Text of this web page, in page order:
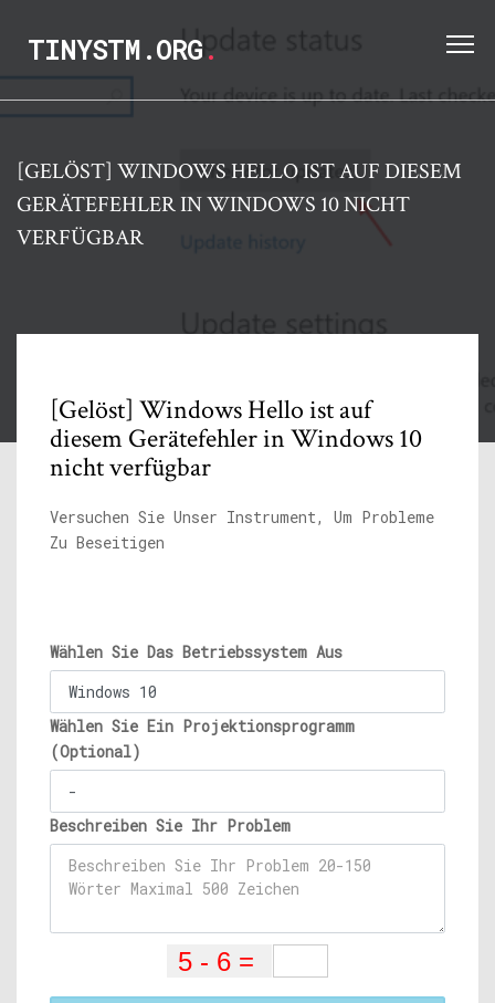
TINYSTM.ORG.
[GELÖST] WINDOWS HELLO IST AUF DIESEM
GERÄTEFEHLER IN WINDOWS 10 NICHT
VERFÜGBAR
[Gelöst] Windows Hello ist auf
diesem Gerätefehler in Windows 10
nicht verfügbar
Versuchen Sie Unser Instrument, Um Probleme
Zu Beseitigen
Wählen Sie Das Betriebssystem Aus
Wählen Sie Ein Projektionsprogramm
(Optional)
Beschreiben Sie Ihr Problem